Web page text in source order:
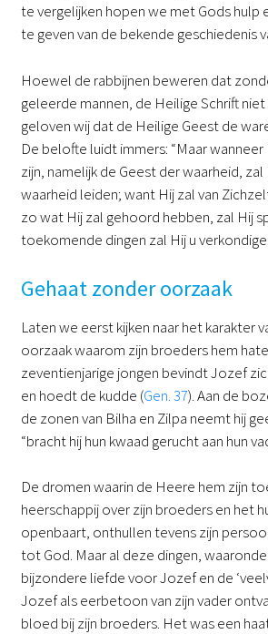
te vergelijken hopen we met Gods hulp
te geven van de bekende geschiedenis
Hoewel de rabbijnen beweren dat
geleerde mannen, de Heilige Schrift
geloven wij dat de Heilige Geest de
De belofte luidt immers: “Maar
zijn, namelijk de Geest der waarheid, zal
waarheid leiden; want Hij zal van
zo wat Hij zal gehoord hebben, zal Hij
toekomende dingen zal Hij u
Gehaat zonder oorzaak
Laten we eerst kijken naar het karakter
oorzaak waarom zijn broeders hem
zeventienjarige jongen bevindt Jozef
en hoedt de kudde (Gen. 37). Aan de
de zonen van Bilha en Zilpa neemt hij
“bracht hij hun kwaad gerucht aan hun
De dromen waarin de Heere hem zijn
heerschappij over zijn broeders en het
openbaart, onthullen tevens zijn
tot God. Maar al deze dingen,
bijzondere liefde voor Jozef en de
Jozef als eerbetoon van zijn vader
bloed bij zijn broeders. Het was een